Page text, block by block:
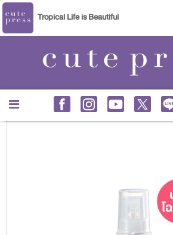
Tropical Life is Beautiful